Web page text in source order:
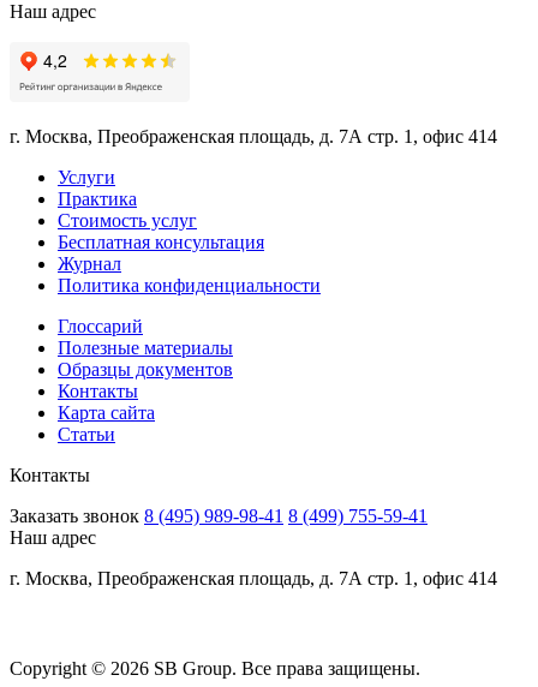
Наш адрес
г. Москва, Преображенская площадь, д. 7А стр. 1, офис 414
Услуги
Практика
Стоимость услуг
Бесплатная консультация
Журнал
Политика конфиденциальности
Глоссарий
Полезные материалы
Образцы документов
Контакты
Карта сайта
Статьи
Контакты
Заказать звонок 8 (495) 989-98-41 8 (499) 755-59-41
Наш адрес
г. Москва, Преображенская площадь, д. 7А стр. 1, офис 414
Copyright © 2026 SB Group. Все права защищены.